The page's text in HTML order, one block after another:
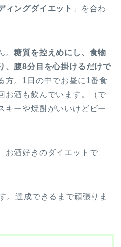
ィングダイエット 」を合わ
。糖質を控えめにし、食物
、腹8分目を心掛けるだけで
方。1日の中でお昼に1番食
お酒も飲んでいます。（で
キーや焼酎がいいけどビー
お酒好きのダイエットで
。達成できるまで頑張りま